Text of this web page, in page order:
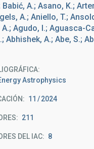
Babić, A.; Asano, K.;
A.; Aniello, T.;
Agudo, I.; Aguasca-
Abhishek, A.; Abe, S.;
Astrophysics
11 2024
211
DEL IAC 8